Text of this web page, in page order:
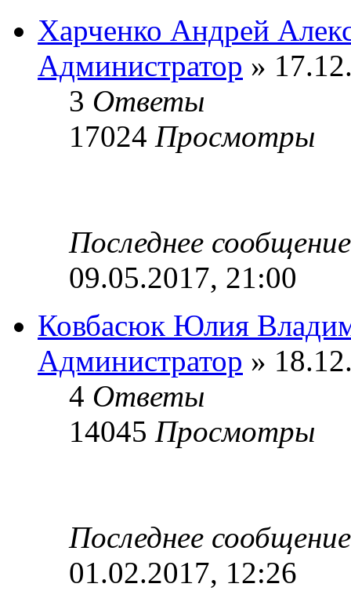
Харченко Андрей
Администратор »
3 Ответы
17024 Просмотры
Последнее
09.05.2017, 21:00
Ковбасюк Юлия
Администратор »
4 Ответы
14045 Просмотры
Последнее
01.02.2017, 12:26